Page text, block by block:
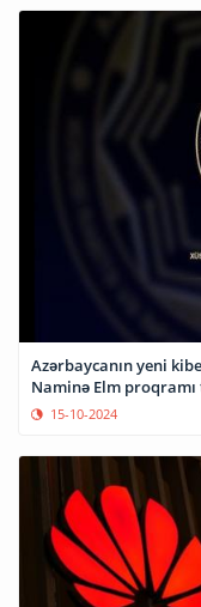
Azərbaycanın yeni
Naminə Elm
15-10-2024